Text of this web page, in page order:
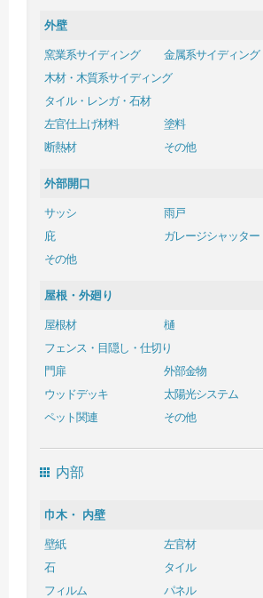
外壁
窯業系サイディング
金属系サイディング
木材・木質系サイディング
タイル・レンガ・石材
左官仕上げ材料
塗料
断熱材
その他
外部開口
サッシ
雨戸
庇
ガレージシャッター
その他
屋根・外廻り
屋根材
樋
フェンス・目隠し・仕切り
門扉
外部金物
ウッドデッキ
太陽光システム
ペット関連
その他
内部
巾木・ 内壁
壁紙
左官材
石
タイル
フィルム
パネル